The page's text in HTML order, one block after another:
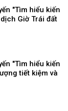
"Tìm hiểu kiến
Giờ Trái đất
"Tìm hiểu kiến
tiết kiệm và